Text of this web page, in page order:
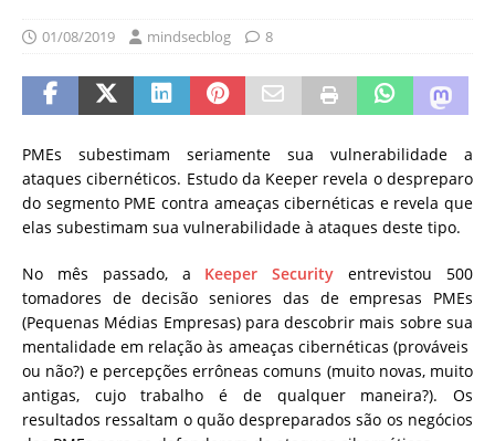
01/08/2019 mindsecblog 8
PMEs subestimam seriamente sua vulnerabilidade a
ataques cibernéticos. Estudo da Keeper revela o despreparo
do segmento PME contra ameaças cibernéticas e revela que
elas subestimam sua vulnerabilidade à ataques deste tipo.
No mês passado, a Keeper Security entrevistou 500
tomadores de decisão seniores das de empresas PMEs
(Pequenas Médias Empresas) para descobrir mais sobre sua
mentalidade em relação às ameaças cibernéticas (prováveis ​​
ou não?) e percepções errôneas comuns (muito novas, muito
antigas, cujo trabalho é de qualquer maneira?). Os
resultados ressaltam o quão despreparados são os negócios